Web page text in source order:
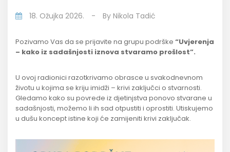
18. Ožujka 2026. - By Nikola Tadić
Pozivamo Vas da se prijavite na grupu podrške “Uvjerenja
– kako iz sadašnjosti iznova stvaramo prošlost”.
U ovoj radionici razotkrivamo obrasce u svakodnevnom
životu u kojima se kriju imidži – krivi zaključci o stvarnosti.
Gledamo kako su povrede iz djetinjstva ponovo stvarane u
sadašnjosti, možemo li ih sad otpustiti i oprostiti. Utiskujemo
u dušu koncept istine koji će zamijeniti krivi zaključak.